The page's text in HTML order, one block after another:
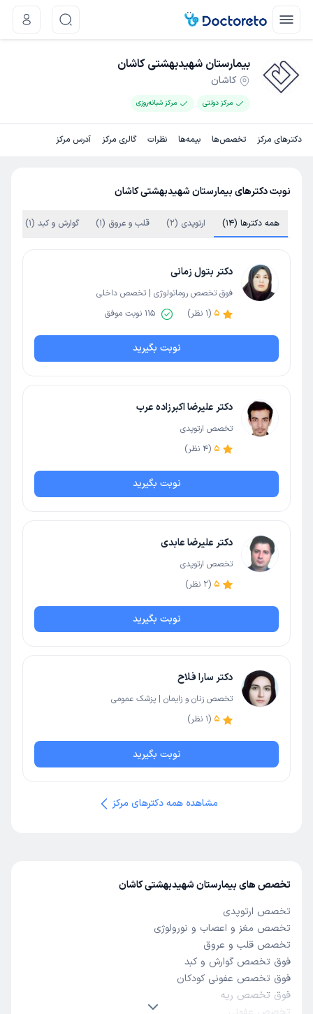
بیمارستان شهیدبهشتی کاشان
کاشان
مرکز دولتی مرکز شبانه‌روزی
دکترهای مرکز تخصص‌ها بیمه‌ها نظرات گالری مرکز آدرس مرکز
نوبت دکترهای بیمارستان شهیدبهشتی کاشان
همه دکترها (14) ارتوپدی (2) قلب و عروق (1) گوارش و کبد (1)
دکتر بتول زمانی
فوق تخصص روماتولوژی | تخصص داخلی
5
(
1 نظر) 115 نوبت موفق
نوبت بگیرید
دکتر علیرضا اکبرزاده عرب
تخصص ارتوپدی
5
(
4 نظر)
نوبت بگیرید
دکتر علیرضا عابدی
تخصص ارتوپدی
5
(
2 نظر)
نوبت بگیرید
دکتر سارا فلاح
تخصص زنان و زایمان | پزشک عمومی
5
(
1 نظر)
نوبت بگیرید
مشاهده همه دکترهای مرکز
تخصص های بیمارستان شهیدبهشتی کاشان
تخصص ارتوپدی
تخصص مغز و اعصاب و نورولوژی
تخصص قلب و عروق
فوق تخصص گوارش و کبد
فوق تخصص عفونی کودکان
فوق تخصص ریه